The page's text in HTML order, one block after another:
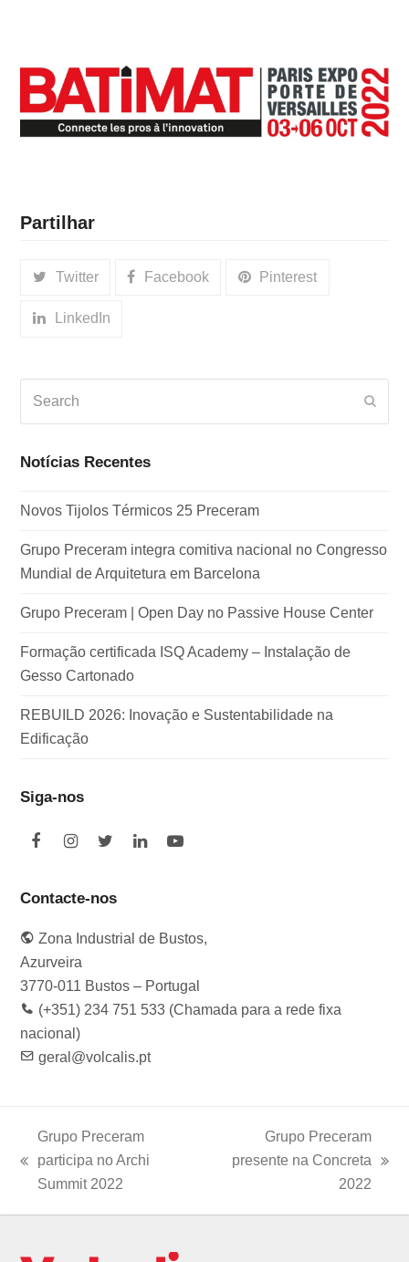
Partilhar
Twitter Facebook Pinterest
LinkedIn
Notícias Recentes
Novos Tijolos Térmicos 25 Preceram
Grupo Preceram integra comitiva nacional no Congresso
Mundial de Arquitetura em Barcelona
Grupo Preceram | Open Day no Passive House Center
Formação certificada ISQ Academy – Instalação de
Gesso Cartonado
REBUILD 2026: Inovação e Sustentabilidade na
Edificação
Siga-nos
F
e
o
o
k
I
t
g
r
a
m
T
t
e
r
L
d
I
Y
b
e
Contacte-nos
Zona Industrial de Bustos,
Azurveira
3770-011 Bustos – Portugal
(+351) 234 751 533 (Chamada para a rede fixa
nacional)
geral@volcalis.pt
previous
Grupo Preceram
participa no Archi
Summit 2022
next
Grupo Preceram
presente na Concreta
2022